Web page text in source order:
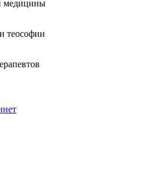
медицины
теософии